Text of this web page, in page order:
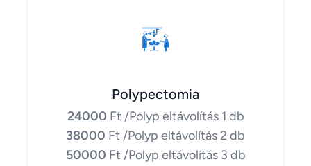
Polypectomia
24000 Ft /Polyp eltávolítás 1 db
38000 Ft /Polyp eltávolítás 2 db
50000 Ft /Polyp eltávolítás 3 db